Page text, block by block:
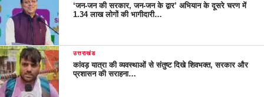
‘जन-जन की सरकार, जन-जन के द्वार’ अभियान के दूसरे चरण में
1.34 लाख लोगों की भागीदारी…
उत्तराखंड
कांवड़ यात्रा की व्यवस्थाओं से संतुष्ट दिखे शिवभक्त, सरकार और
प्रशासन की सराहना…